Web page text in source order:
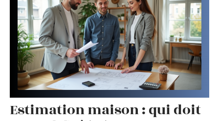
Estimation maison : qui doit